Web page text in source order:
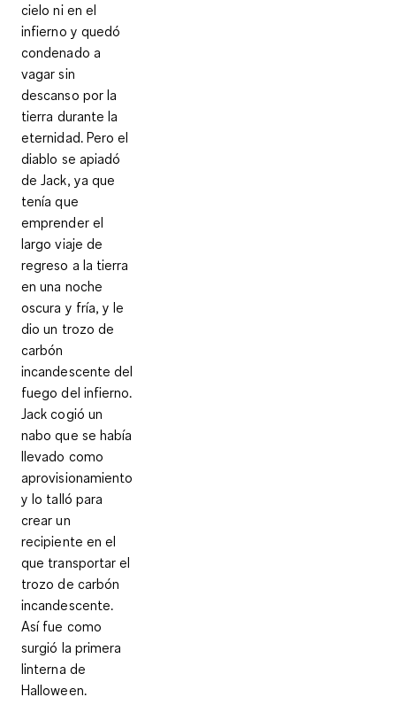
cielo ni en el
infierno y quedó
condenado a
vagar sin
descanso por la
tierra durante la
eternidad. Pero el
diablo se apiadó
de Jack, ya que
tenía que
emprender el
largo viaje de
regreso a la tierra
en una noche
oscura y fría, y le
dio un trozo de
carbón
incandescente del
fuego del infierno.
Jack cogió un
nabo que se había
llevado como
aprovisionamiento
y lo talló para
crear un
recipiente en el
que transportar el
trozo de carbón
incandescente.
Así fue como
surgió la primera
linterna de
Halloween.